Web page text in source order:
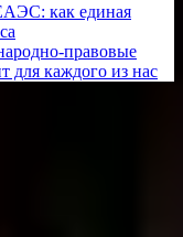
как единая
для каждого из нас